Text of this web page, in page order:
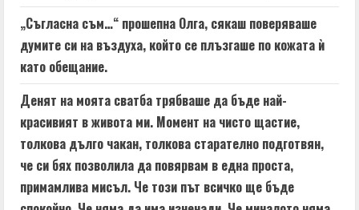
„Съгласна съм…“ прошепна Олга, сякаш поверяваше
думите си на въздуха, който се плъзгаше по кожата ѝ
като обещание.
Денят на моята сватба трябваше да бъде най-
красивият в живота ми. Момент на чисто щастие,
толкова дълго чакан, толкова старателно подготвян,
че си бях позволила да повярвам в една проста,
примамлива мисъл. Че този път всичко ще бъде